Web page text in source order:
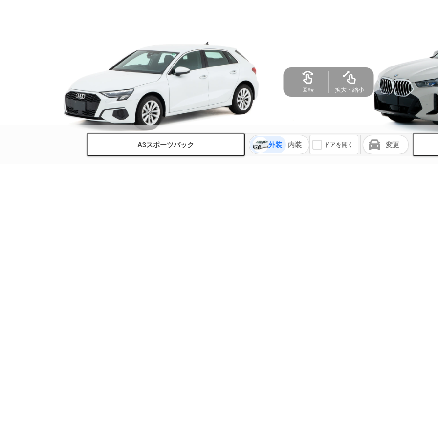
A3スポーツバック 外装 内装 ドアを開く 変更